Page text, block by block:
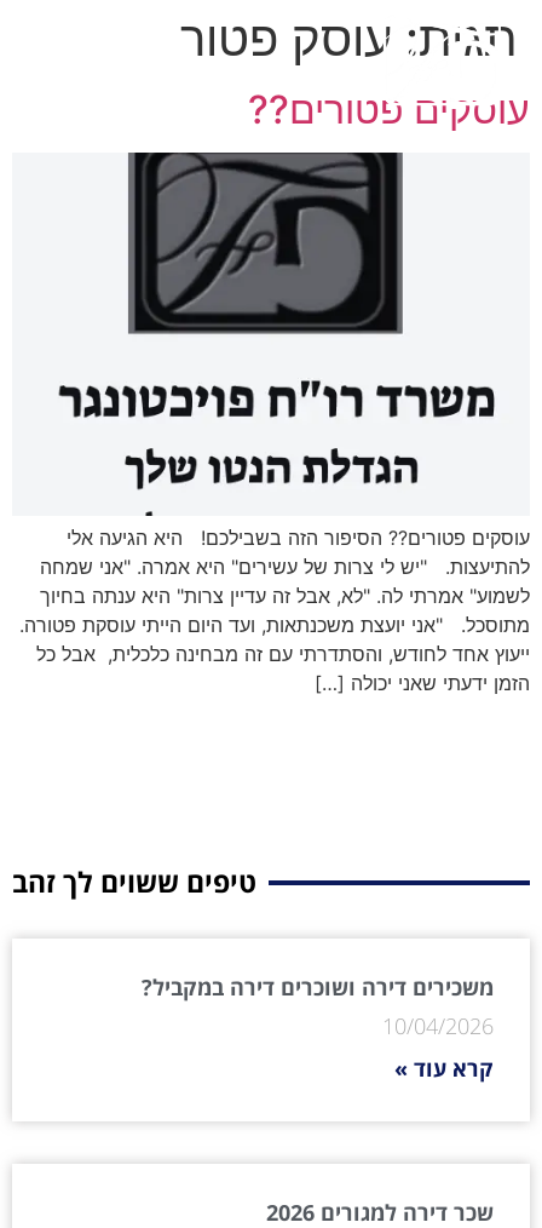
תגית: עוסק פטור
עוסקים פטורים??
עוסקים פטורים?? הסיפור הזה בשבילכם! היא הגיעה אלי
להתיעצות. "יש לי צרות של עשירים" היא אמרה. "אני שמחה
לשמוע" אמרתי לה. "לא, אבל זה עדיין צרות" היא ענתה בחיוך
מתוסכל. "אני יועצת משכנתאות, ועד היום הייתי עוסקת פטורה.
ייעוץ אחד לחודש, והסתדרתי עם זה מבחינה כלכלית, אבל כל
הזמן ידעתי שאני יכולה […]
טיפים ששוים לך זהב
משכירים דירה ושוכרים דירה במקביל?
10/04/2026
קרא עוד »
שכר דירה למגורים 2026